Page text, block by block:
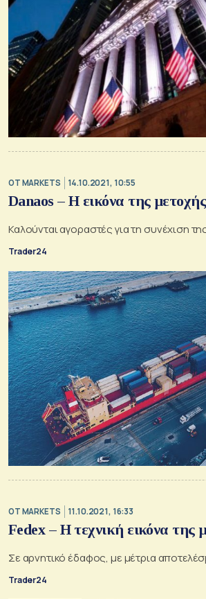
OT MARKETS 14.10.2021, 10:55
Danaos – H εικόνα της μετοχής
Καλούνται αγοραστές για τη συνέχιση
Trader24
OT MARKETS 11.10.2021, 16:33
Fedex – Η τεχνική εικόνα της
Σε αρνητικό έδαφος, με μέτρια
Trader24